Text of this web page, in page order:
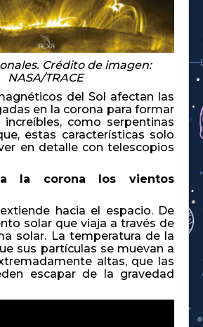
Crédito de imagen:
NASA/TRACE
del Sol afectan las
en la corona para formar
increíbles, como serpentinas
estas características solo
en detalle con telescopios
la corona los vientos
hacia el espacio. De
solar que viaja a través de
solar. La temperatura de la
sus partículas se muevan a
altas, que las
escapar de la gravedad